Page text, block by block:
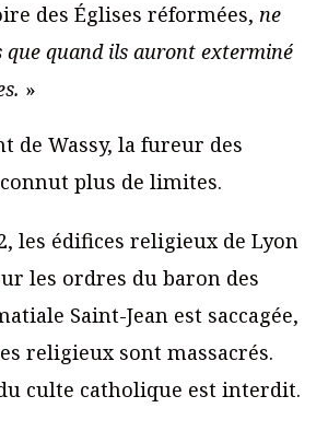
des Églises réformées, ne
quand ils auront exterminé
»
de Wassy, la fureur des
plus de limites.
les édifices religieux de Lyon
les ordres du baron des
Saint-Jean est saccagée,
religieux sont massacrés.
culte catholique est interdit.